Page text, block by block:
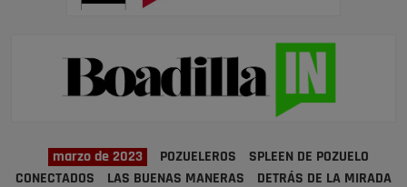
marzo de 2023 POZUELEROS
SPLEEN DE POZUELO
CONECTADOS
LAS BUENAS MANERAS
DETRÁS DE LA MIRADA